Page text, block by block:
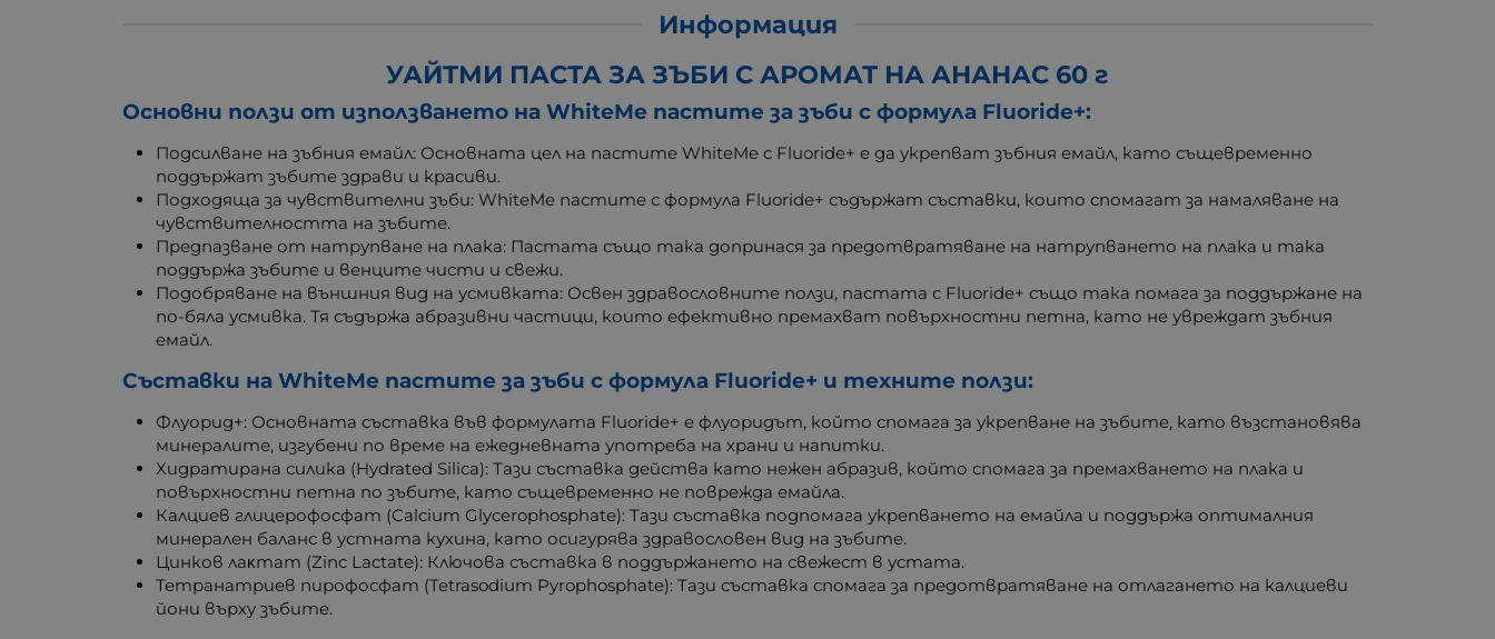
Информация
УАЙТМИ ПАСТА ЗА ЗЪБИ С АРОМАТ НА АНАНАС 60 г
Основни ползи от използването на WhiteMe пастите за зъби с формула Fluoride+:
Подсилване на зъбния емайл: Основната цел на пастите WhiteMe с Fluoride+ е да укрепват зъбния емайл, като същевременно
поддържат зъбите здрави и красиви.
Подходяща за чувствителни зъби: WhiteMe пастите с формула Fluoride+ съдържат съставки, които спомагат за намаляване на
чувствителността на зъбите.
Предпазване от натрупване на плака: Пастата също така допринася за предотвратяване на натрупването на плака и така
поддържа зъбите и венците чисти и свежи.
Подобряване на външния вид на усмивката: Освен здравословните ползи, пастата с Fluoride+ също така помага за поддържане на
по-бяла усмивка. Тя съдържа абразивни частици, които ефективно премахват повърхностни петна, като не увреждат зъбния
емайл.
Съставки на WhiteMe пастите за зъби с формула Fluoride+ и техните ползи:
Флуорид+: Основната съставка във формулата Fluoride+ е флуоридът, който спомага за укрепване на зъбите, като възстановява
минералите, изгубени по време на ежедневната употреба на храни и напитки.
Хидратирана силика (Hydrated Silica): Тази съставка действа като нежен абразив, който спомага за премахването на плака и
повърхностни петна по зъбите, като същевременно не поврежда емайла.
Калциев глицерофосфат (Calcium Glycerophosphate): Тази съставка подпомага укрепването на емайла и поддържа оптималния
минерален баланс в устната кухина, като осигурява здравословен вид на зъбите.
Цинков лаκтат (Zinc Lactate): Ключова съставка в поддържането на свежест в устата.
Тетранатриев пирофосфат (Tetrasodium Pyrophosphate): Тази съставка спомага за предотвратяване на отлагането на калциеви
йони върху зъбите.